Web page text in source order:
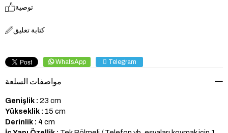
توصية
كتابة تعليق
WhatsApp Telegram
مواصفات السلعة
Genişlik : 23 cm
Yükseklik : 15 cm
Derinlik : 4 cm